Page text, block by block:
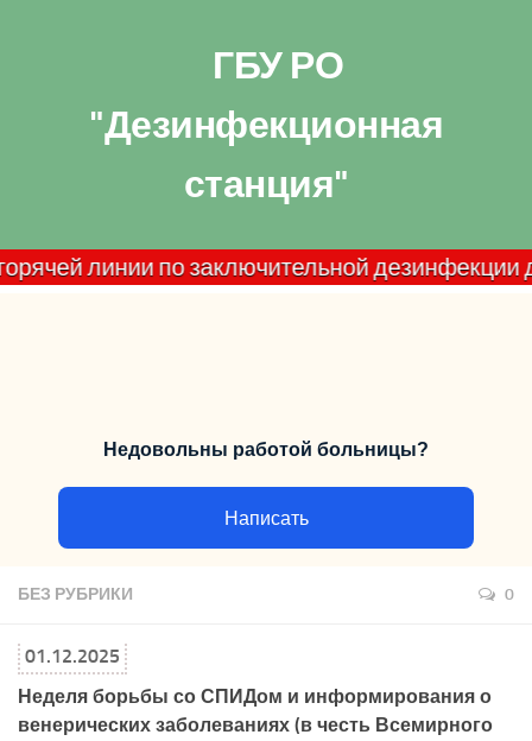
ГБУ РО
"Дезинфекционная
станция"
линии по заключительной дезинфекции
Недовольны работой больницы?
Написать
БЕЗ РУБРИКИ 0
01.12.2025
Неделя борьбы со СПИДом и информирования о
венерических заболеваниях (в честь Всемирного